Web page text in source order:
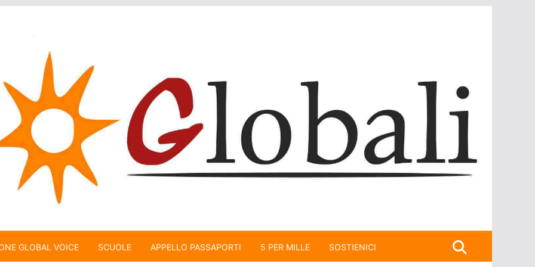
GLOBAL VOICE SCUOLE APPELLO PASSAPORTI 5 PER MILLE SOSTIENICI